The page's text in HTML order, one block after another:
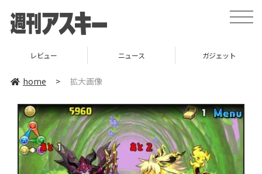
toggle
レビュー ニュース ガジェット
home > 拡大画像